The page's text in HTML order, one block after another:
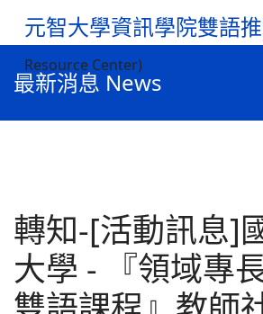
元智大學資訊學院雙語
Resource Center)
最新消息 News
轉知-[活動訊息]
大學 - 『領域專